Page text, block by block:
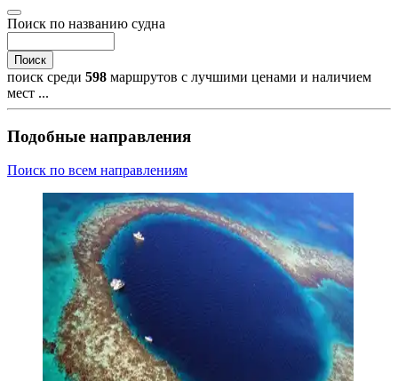
Поиск по названию судна
Поиск
поиск среди 598 маршрутов с лучшими ценами и наличием
мест ...
Подобные направления
Поиск по всем направлениям